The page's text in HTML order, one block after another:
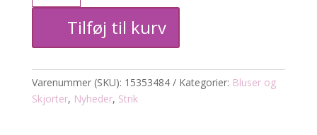
strik
m/skjorte
antal
Tilføj til kurv
Varenummer (SKU): 15353484 Kategorier: Bluser og
Skjorter, Nyheder, Strik